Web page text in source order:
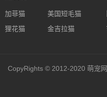
加菲猫 美国短毛猫
狸花猫 金吉拉猫
CopyRights © 2012-2020 萌宠